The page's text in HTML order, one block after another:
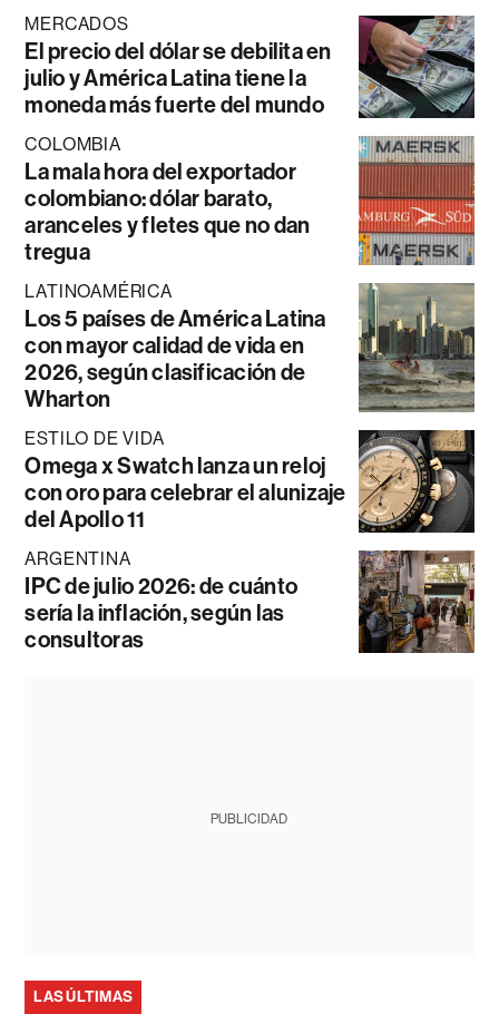
MERCADOS
El precio del dólar se debilita en
julio y América Latina tiene la
moneda más fuerte del mundo
COLOMBIA
La mala hora del exportador
colombiano: dólar barato,
aranceles y fletes que no dan
tregua
LATINOAMÉRICA
Los 5 países de América Latina
con mayor calidad de vida en
2026, según clasificación de
Wharton
ESTILO DE VIDA
Omega x Swatch lanza un reloj
con oro para celebrar el alunizaje
del Apollo 11
ARGENTINA
IPC de julio 2026: de cuánto
sería la inflación, según las
consultoras
PUBLICIDAD
LAS ÚLTIMAS